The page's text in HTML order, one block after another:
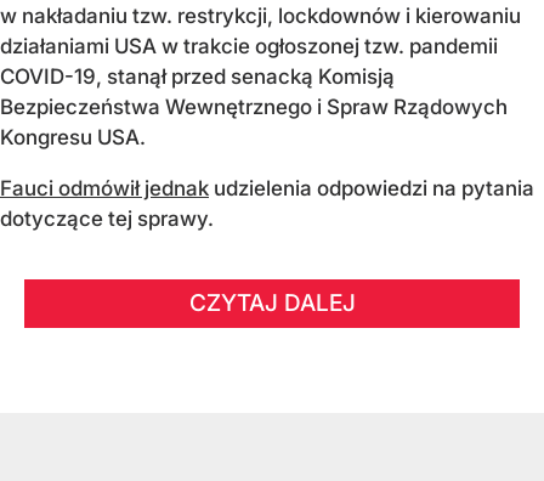
w nakładaniu tzw. restrykcji, lockdownów i kierowaniu
działaniami USA w trakcie ogłoszonej tzw. pandemii
COVID-19, stanął przed senacką Komisją
Bezpieczeństwa Wewnętrznego i Spraw Rządowych
Kongresu USA.
Fauci odmówił jednak udzielenia odpowiedzi na pytania
dotyczące tej sprawy.
CZYTAJ DALEJ